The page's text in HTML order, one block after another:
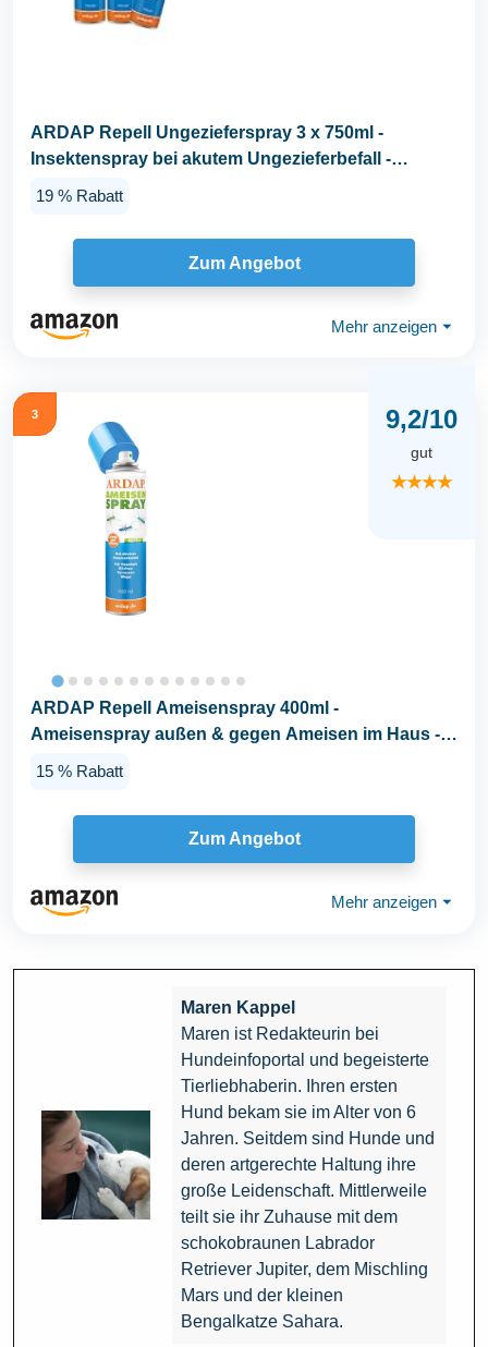
ARDAP Repell Ungezieferspray 3 x 750ml -
Insektenspray bei akutem Ungezieferbefall -
19 % Rabatt
Zum Angebot
Mehr anzeigen ⏷
3 9,2/10
gut
★★★★
ARDAP Repell Ameisenspray 400ml -
Ameisenspray außen & gegen Ameisen im Haus -
15 % Rabatt
Zum Angebot
Mehr anzeigen ⏷
Maren Kappel
Maren ist Redakteurin bei
Hundeinfoportal und begeisterte
Tierliebhaberin. Ihren ersten
Hund bekam sie im Alter von 6
Jahren. Seitdem sind Hunde und
deren artgerechte Haltung ihre
große Leidenschaft. Mittlerweile
teilt sie ihr Zuhause mit dem
schokobraunen Labrador
Retriever Jupiter, dem Mischling
Mars und der kleinen
Bengalkatze Sahara.